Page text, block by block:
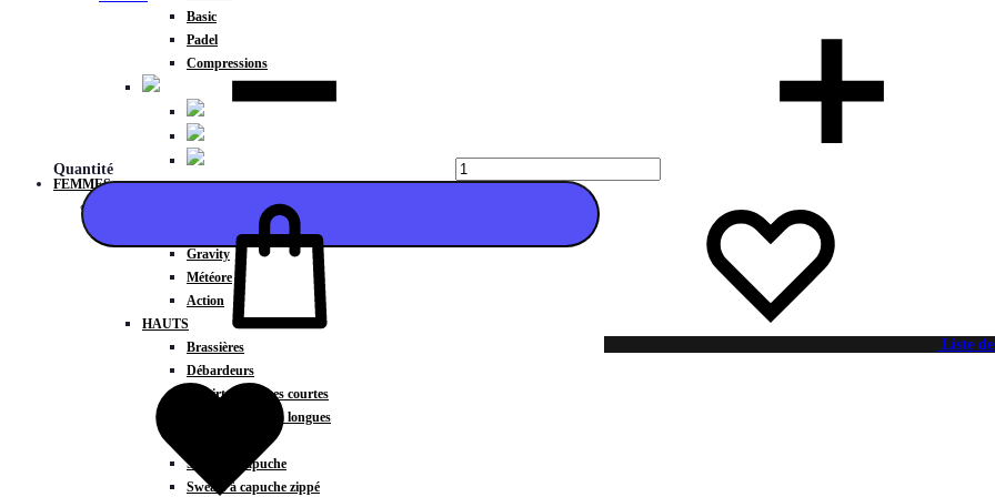
Basic
Padel
Compressions
FEMMES
Gravity
Météore
Action
HAUTS
Brassières
Débardeurs
T-shirts manches courtes
T-shirts manches longues
Sweats à capuche
Sweats à capuche zippé
Quantité
Liste